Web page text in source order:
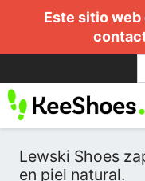
Este sitio
Lewski Shoes
en piel natural.